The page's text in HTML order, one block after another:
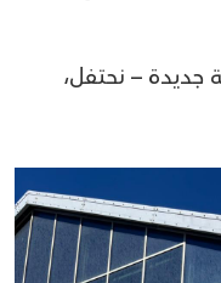
جديدة – نحتفل،